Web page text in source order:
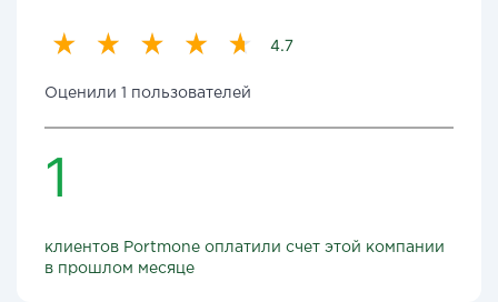
4.7
Оценили 1 пользователей
1
клиентов Portmone оплатили счет этой компании
в прошлом месяце